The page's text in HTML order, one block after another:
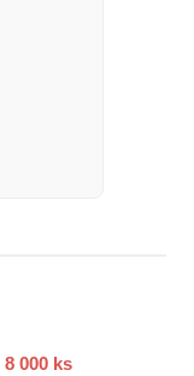
8 000 ks